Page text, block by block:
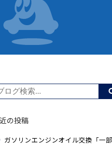
の投稿
ガソリンエンジンオイル交換「一